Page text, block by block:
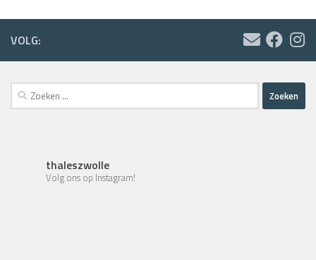
VOLG:
Zoeken
naar:
thaleszwolle
Volg ons op Instagram!